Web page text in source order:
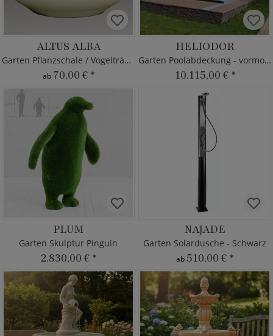
ALTUS ALBA
Garten Pflanzschale / Vogeltränke
ab 70,00 € *
HELIODOR
Garten Poolabdeckung - vormontiert
10.115,00 € *
PLUM
Garten Skulptur Pinguin
2.830,00 € *
NAJADE
Garten Solardusche - Schwarz
ab 510,00 € *